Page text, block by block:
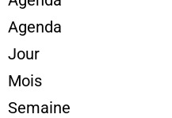
Agenda
Jour
Mois
Semaine